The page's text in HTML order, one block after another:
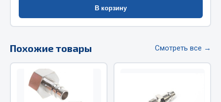
РТИ
В корзину
Похожие товары Смотреть все →